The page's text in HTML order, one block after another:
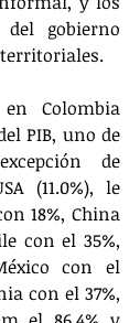
gobierno
Colombia
PIB, uno de
de
(11.0%), le
18%, China
con el 35%,
con el
con el 37%,